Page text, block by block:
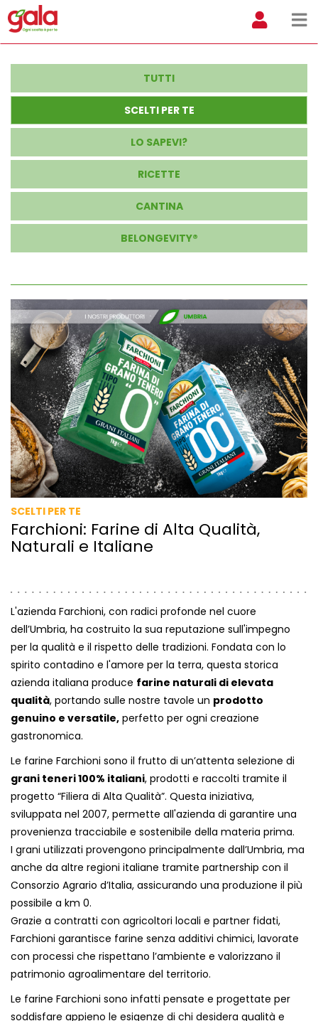
TUTTI
SCELTI PER TE
LO SAPEVI?
RICETTE
CANTINA
BELONGEVITY®
SCELTI PER TE
Farchioni: Farine di Alta Qualità,
Naturali e Italiane
L'azienda Farchioni, con radici profonde nel cuore
dell’Umbria, ha costruito la sua reputazione sull'impegno
per la qualità e il rispetto delle tradizioni. Fondata con lo
spirito contadino e l'amore per la terra, questa storica
azienda italiana produce farine naturali di elevata
qualità, portando sulle nostre tavole un prodotto
genuino e versatile, perfetto per ogni creazione
gastronomica.
Le farine Farchioni sono il frutto di un’attenta selezione di
grani teneri 100% italiani, prodotti e raccolti tramite il
progetto “Filiera di Alta Qualità”. Questa iniziativa,
sviluppata nel 2007, permette all'azienda di garantire una
provenienza tracciabile e sostenibile della materia prima.
I grani utilizzati provengono principalmente dall’Umbria, ma
anche da altre regioni italiane tramite partnership con il
Consorzio Agrario d’Italia, assicurando una produzione il più
possibile a km 0.
Grazie a contratti con agricoltori locali e partner fidati,
Farchioni garantisce farine senza additivi chimici, lavorate
con processi che rispettano l’ambiente e valorizzano il
patrimonio agroalimentare del territorio.
Le farine Farchioni sono infatti pensate e progettate per
soddisfare appieno le esigenze di chi desidera qualità e